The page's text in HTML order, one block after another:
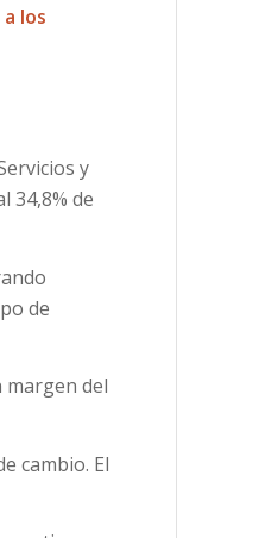
los
y
34,8% de
de
margen del
cambio. El